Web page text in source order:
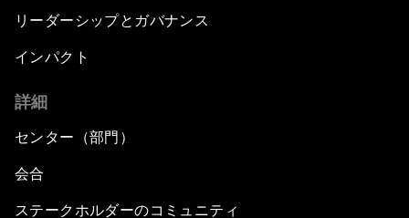
リーダーシップとガバナンス
インパクト
詳細
センター（部門）
会合
ステークホルダーのコミュニティ